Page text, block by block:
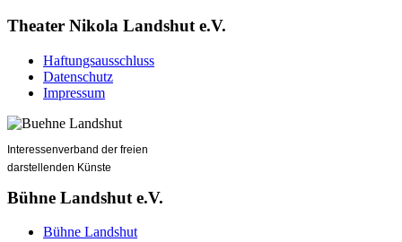
Theater Nikola Landshut e.V.
Haftungsausschluss
Datenschutz
Impressum
Interessenverband der freien
darstellenden Künste
Bühne Landshut e.V.
Bühne Landshut